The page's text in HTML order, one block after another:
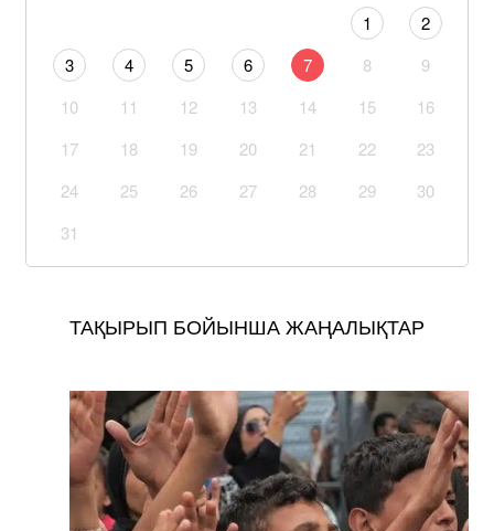
1
2
3
4 5 6 7 8
9
10
11 12 13 14 15
16
17
18 19 20 21 22
23
24
25 26 27 28 29
30
31
ТАҚЫРЫП БОЙЫНША ЖАҢАЛЫҚТАР